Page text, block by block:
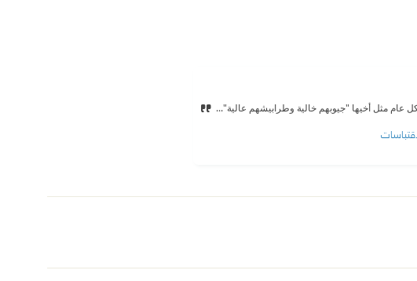
عام مثل أخيها "جيوبهم خالية وطرابيشهم عالية"...